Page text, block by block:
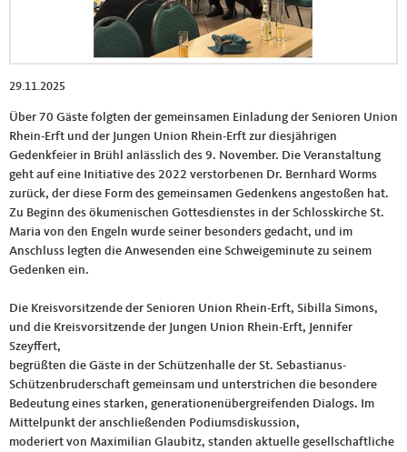
29.11.2025
Über 70 Gäste folgten der gemeinsamen Einladung der Senioren Union
Rhein-Erft und der Jungen Union Rhein-Erft zur diesjährigen
Gedenkfeier in Brühl anlässlich des 9. November. Die Veranstaltung
geht auf eine Initiative des 2022 verstorbenen Dr. Bernhard Worms
zurück, der diese Form des gemeinsamen Gedenkens angestoßen hat.
Zu Beginn des ökumenischen Gottesdienstes in der Schlosskirche St.
Maria von den Engeln wurde seiner besonders gedacht, und im
Anschluss legten die Anwesenden eine Schweigeminute zu seinem
Gedenken ein.
Die Kreisvorsitzende der Senioren Union Rhein-Erft, Sibilla Simons,
und die Kreisvorsitzende der Jungen Union Rhein-Erft, Jennifer
Szeyffert,
begrüßten die Gäste in der Schützenhalle der St. Sebastianus-
Schützenbruderschaft gemeinsam und unterstrichen die besondere
Bedeutung eines starken, generationenübergreifenden Dialogs. Im
Mittelpunkt der anschließenden Podiumsdiskussion,
moderiert von Maximilian Glaubitz, standen aktuelle gesellschaftliche